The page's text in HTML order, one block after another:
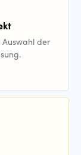
der